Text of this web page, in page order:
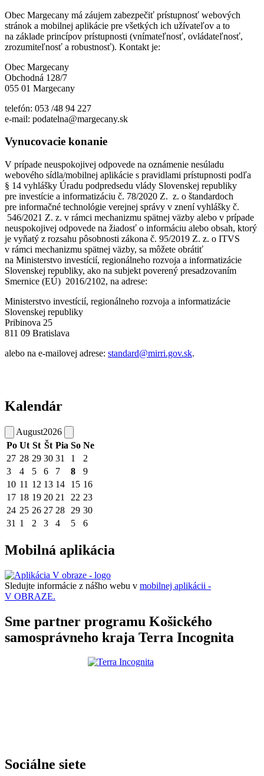
Obec Margecany má záujem zabezpečiť prístupnosť webových
stránok a mobilnej aplikácie pre všetkých ich užívateľov a to
na základe princípov prístupnosti (vnímateľnosť, ovládateľnosť,
zrozumiteľnosť a robustnosť). Kontakt je:
Obec Margecany
Obchodná 128/7
055 01 Margecany
telefón: 053 /48 94 227
e-mail: podatelna@margecany.sk
Vynucovacie konanie
V prípade neuspokojivej odpovede na oznámenie nesúladu
webového sídla/mobilnej aplikácie s pravidlami prístupnosti podľa
§ 14 vyhlášky Úradu podpredsedu vlády Slovenskej republiky
pre investície a informatizáciu č. 78/2020 Z. z. o štandardoch
pre informačné technológie verejnej správy v znení vyhlášky č.
546/2021 Z. z. v rámci mechanizmu spätnej väzby alebo v prípade
neuspokojivej odpovede na žiadosť o informáciu alebo obsah, ktorý
je vyňatý z rozsahu pôsobnosti zákona č. 95/2019 Z. z. o ITVS
v rámci mechanizmu spätnej väzby, sa môžete obrátiť
na Ministerstvo investícií, regionálneho rozvoja a informatizácie
Slovenskej republiky, ako na subjekt poverený presadzovaním
Smernice (EÚ) 2016/2102, na adrese:
Ministerstvo investícií, regionálneho rozvoja a informatizácie
Slovenskej republiky
Pribinova 25
811 09 Bratislava
alebo na e-mailovej adrese: standard@mirri.gov.sk.
Kalendár
August2026
Po Ut St Št Pia So Ne
27 28 29 30 31 1
2
3
4 5 6 7 8
9
10 11 12 13 14 15 16
17 18 19 20 21 22 23
24 25 26 27 28 29 30
31 1 2 3 4 5 6
Mobilná aplikácia
Sledujte informácie z nášho webu v mobilnej aplikácii -
V OBRAZE.
Sme partner programu Košického
samosprávneho kraja Terra Incognita
Sociálne siete